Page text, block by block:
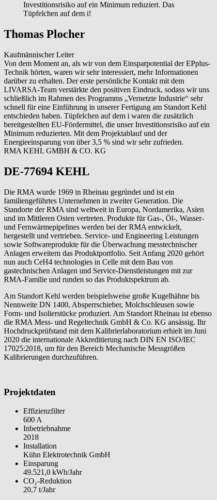
Investitionsrisiko auf ein Minimum reduziert. Das
Tüpfelchen auf dem i!
Thomas Plocher
Kaufmännischer Leiter
Von dem Moment an, als wir von dem Einsparpotential der EPplus-
Technik hörten, waren wir sehr interessiert, mehr Informationen
darüber zu erhalten. Der erste persönliche Kontakt mit dem
LIVARSA-Team verstärkte den positiven Eindruck, sodass wir uns
schließlich im Rahmen des Programms „Vernetzte Industrie“ sehr
schnell für eine Einführung in unserer Fertigung am Standort Kehl
entschieden haben. Tüpfelchen auf dem i waren die zusätzlich
bereitgestellten EU-Fördermittel, die unser Investitionsrisiko auf ein
Minimum reduzierten. Mit dem Projektablauf und der
Energieeinsparung von über 3,5 % sind wir sehr zufrieden.
RMA KEHL GMBH & CO. KG
DE-77694 KEHL
Die RMA wurde 1969 in Rheinau gegründet und ist ein
familiengeführtes Unternehmen in zweiter Generation. Die
Standorte der RMA sind weltweit in Europa, Nordamerika, Asien
und im Mittleren Osten vertreten. Produkte für Gas-, Öl-, Wasser-
und Fernwärmepipelines werden bei der RMA entwickelt,
hergestellt und vertrieben. Service- und Engineering Leistungen
sowie Softwareprodukte für die Überwachung messtechnischer
Anlagen erweitern das Produktportfolio. Seit Anfang 2020 gehört
nun auch CeH4 technologies in Celle mit dem Bau von
gastechnischen Anlagen und Service-Dienstleistungen mit zur
RMA-Familie und runden so das Produktspektrum ab.
Am Standort Kehl werden beispielsweise große Kugelhähne bis
Nennweite DN 1400, Absperrschieber, Molchschleusen sowie
Form- und Isolierstücke produziert. Am Standort Rheinau ist ebenso
die RMA Mess- und Regeltechnik GmbH & Co. KG ansässig. Ihr
Hochdruckprüfstand mit dem Kalibrierlaboratorium erhielt im Juni
2020 die internationale Akkreditierung nach DIN EN ISO/IEC
17025:2018, um für den Bereich Mechanische Messgrößen
Kalibrierungen durchzuführen.
Projektdaten
Effizienzfilter
600 A
Inbetriebnahme
2018
Installation
Kühn Elektrotechnik GmbH
Einsparung
49.521,0 kWh/Jahr
CO₂-Reduktion
20,7 t/Jahr